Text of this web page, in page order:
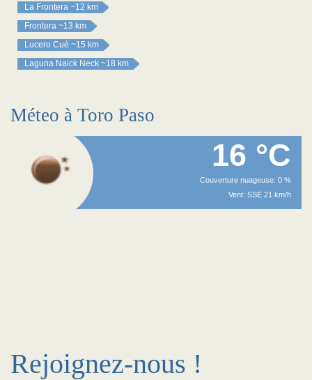
La Frontera ~12 km
Frontera ~13 km
Lucero Cué ~15 km
Laguna Naick Neck ~18 km
Méteo à Toro Paso
16 °C
Couverture nuageuse: 0 %
Vent: SSE 21 km/h
Rejoignez-nous !